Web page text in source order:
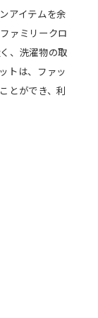
アイテムを余
ァミリークロ
、洗濯物の取
トは、ファッ
とができ、利